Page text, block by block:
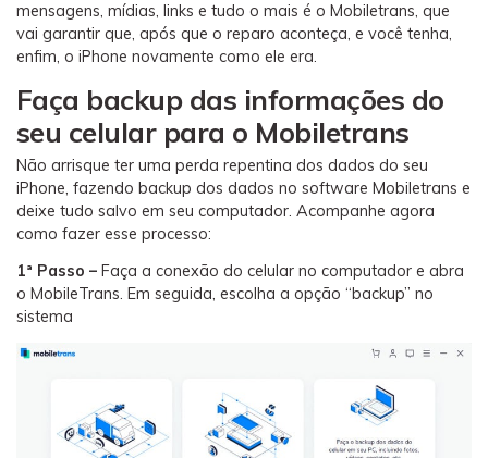
mensagens, mídias, links e tudo o mais é o Mobiletrans, que
vai garantir que, após que o reparo aconteça, e você tenha,
enfim, o iPhone novamente como ele era.
Faça backup das informações do
seu celular para o Mobiletrans
Não arrisque ter uma perda repentina dos dados do seu
iPhone, fazendo backup dos dados no software Mobiletrans e
deixe tudo salvo em seu computador. Acompanhe agora
como fazer esse processo:
1ª Passo – Faça a conexão do celular no computador e abra
o MobileTrans. Em seguida, escolha a opção “backup” no
sistema